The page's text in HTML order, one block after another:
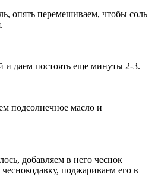
опять перемешиваем, чтобы соль
даем постоять еще минуты 2-3.
подсолнечное масло и
добавляем в него чеснок
поджариваем его в